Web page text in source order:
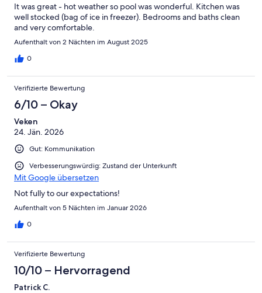
It was great - hot weather so pool was wonderful. Kitchen was
well stocked (bag of ice in freezer). Bedrooms and baths clean
and very comfortable.
Aufenthalt von 2 Nächten im August 2025
0
Verifizierte Bewertung
6/10 – Okay
Veken
24. Jän. 2026
Gut: Kommunikation
Verbesserungswürdig: Zustand der Unterkunft
Mit Google übersetzen
Not fully to our expectations!
Aufenthalt von 5 Nächten im Januar 2026
0
Verifizierte Bewertung
10/10 – Hervorragend
Patrick C.